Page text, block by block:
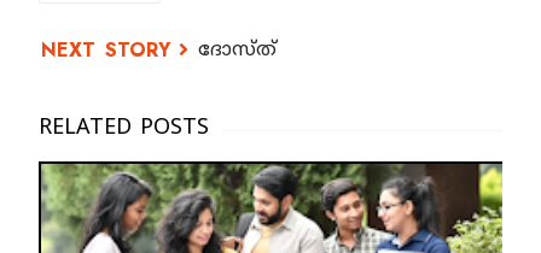
ദോസ്ത്